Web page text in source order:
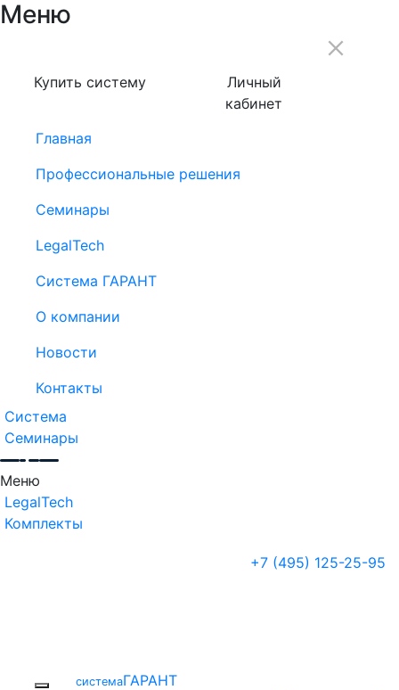
Меню
Купить систему
Личный
кабинет
Главная
Профессиональные решения
Семинары
LegalTech
Система ГАРАНТ
О компании
Новости
Контакты
Система
Семинары
Меню
LegalTech
Комплекты
+7 (495) 125-25-95
cистемаГАРАНТ